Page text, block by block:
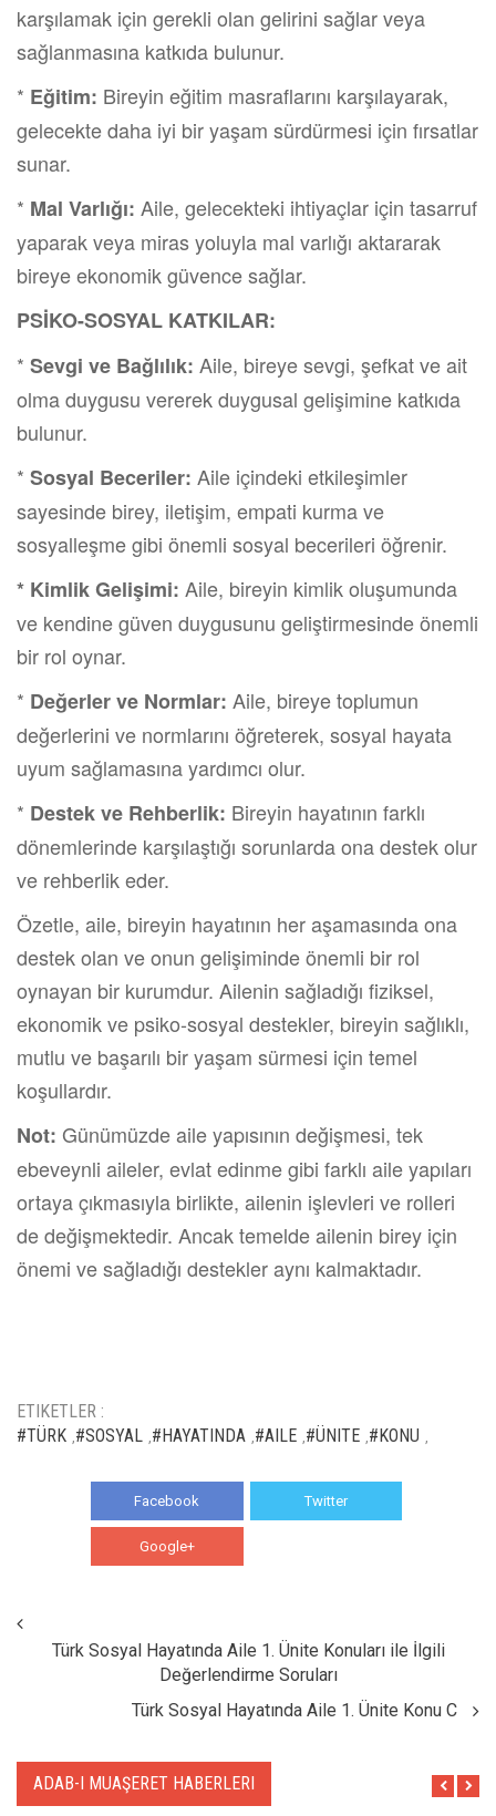
karşılamak için gerekli olan gelirini sağlar veya
sağlanmasına katkıda bulunur.
* Eğitim: Bireyin eğitim masraflarını karşılayarak,
gelecekte daha iyi bir yaşam sürdürmesi için fırsatlar
sunar.
* Mal Varlığı: Aile, gelecekteki ihtiyaçlar için tasarruf
yaparak veya miras yoluyla mal varlığı aktararak
bireye ekonomik güvence sağlar.
PSİKO-SOSYAL KATKILAR:
* Sevgi ve Bağlılık: Aile, bireye sevgi, şefkat ve ait
olma duygusu vererek duygusal gelişimine katkıda
bulunur.
* Sosyal Beceriler: Aile içindeki etkileşimler
sayesinde birey, iletişim, empati kurma ve
sosyalleşme gibi önemli sosyal becerileri öğrenir.
* Kimlik Gelişimi: Aile, bireyin kimlik oluşumunda
ve kendine güven duygusunu geliştirmesinde önemli
bir rol oynar.
* Değerler ve Normlar: Aile, bireye toplumun
değerlerini ve normlarını öğreterek, sosyal hayata
uyum sağlamasına yardımcı olur.
* Destek ve Rehberlik: Bireyin hayatının farklı
dönemlerinde karşılaştığı sorunlarda ona destek olur
ve rehberlik eder.
Özetle, aile, bireyin hayatının her aşamasında ona
destek olan ve onun gelişiminde önemli bir rol
oynayan bir kurumdur. Ailenin sağladığı fiziksel,
ekonomik ve psiko-sosyal destekler, bireyin sağlıklı,
mutlu ve başarılı bir yaşam sürmesi için temel
koşullardır.
Not: Günümüzde aile yapısının değişmesi, tek
ebeveynli aileler, evlat edinme gibi farklı aile yapıları
ortaya çıkmasıyla birlikte, ailenin işlevleri ve rolleri
de değişmektedir. Ancak temelde ailenin birey için
önemi ve sağladığı destekler aynı kalmaktadır.
ETIKETLER :
#TÜRK #SOSYAL #HAYATINDA #AILE #ÜNITE #KONU
Facebook Twitter
Google+
Türk Sosyal Hayatında Aile 1. Ünite Konuları ile İlgili
Değerlendirme Soruları
Türk Sosyal Hayatında Aile 1. Ünite Konu C
ADAB-I MUAŞERET HABERLERI